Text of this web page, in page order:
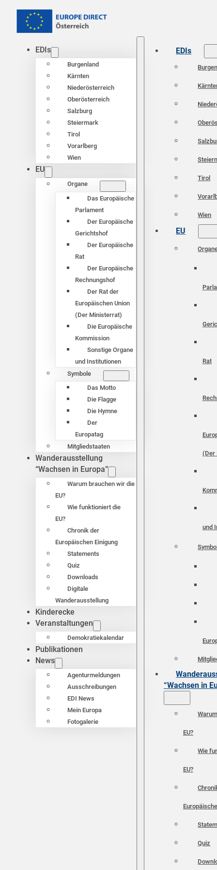
EDIs
Burgenland
Kärnten
Niederösterreich
Oberösterreich
Salzburg
Steiermark
Tirol
Vorarlberg
Wien
EU
Organe
Das Europäische
Parlament
Der Europäische
Gerichtshof
Der Europäische
Rat
Der Europäische
Rechnungshof
Der Rat der
Europäischen Union
(Der Ministerrat)
Die Europäische
Kommission
Sonstige Organe
und Institutionen
Symbole
Das Motto
Die Flagge
Die Hymne
Der
Europatag
Mitgliedstaaten
Wanderausstellung
“Wachsen in Europa”
Warum brauchen wir die
EU?
Wie funktioniert die
EU?
Chronik der
Europäischen Einigung
Statements
Quiz
Downloads
Digitale
Wanderausstellung
Kinderecke
Veranstaltungen
Demokratiekalendar
Publikationen
News
Agenturmeldungen
Ausschreibungen
EDI News
Mein Europa
Fotogalerie
EDIs
Tirol
Wien
EU
Rat
(Der
und
“Wachsen in
EU?
Wie
EU?
Quiz